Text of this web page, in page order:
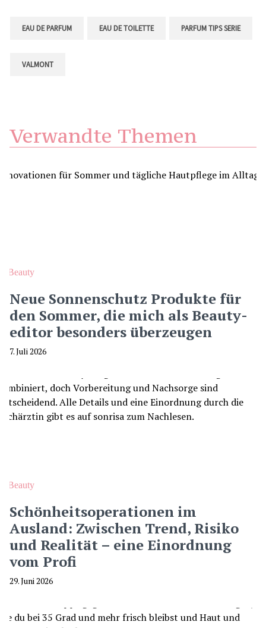
EAU DE PARFUM EAU DE TOILETTE PARFUM TIPS SERIE
VALMONT
Verwandte Themen
Beauty
Neue Sonnenschutz Produkte für
den Sommer, die mich als Beauty-
editor besonders überzeugen
7. Juli 2026
Beauty
Schönheitsoperationen im
Ausland: Zwischen Trend, Risiko
und Realität – eine Einordnung
vom Profi
29. Juni 2026